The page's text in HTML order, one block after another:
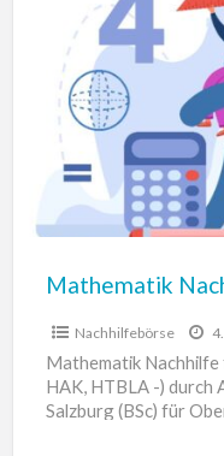
Nachhilfe
Nachhilfebörse
Mathematik Nachhilfe
HAK, HTBLA -) durch
Salzburg (BSc) für